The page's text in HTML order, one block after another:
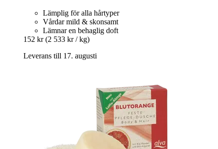
Lämplig för alla hårtyper
Vårdar mild & skonsamt
Lämnar en behaglig doft
152 kr (2 533 kr / kg)
Leverans till 17. augusti